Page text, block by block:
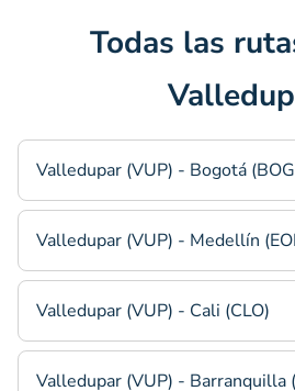
Todas las
Valledupar (VUP) - Bogotá
Valledupar (VUP) - Medellín
Valledupar (VUP) - Cali (CLO)
Valledupar (VUP) - Barranquilla